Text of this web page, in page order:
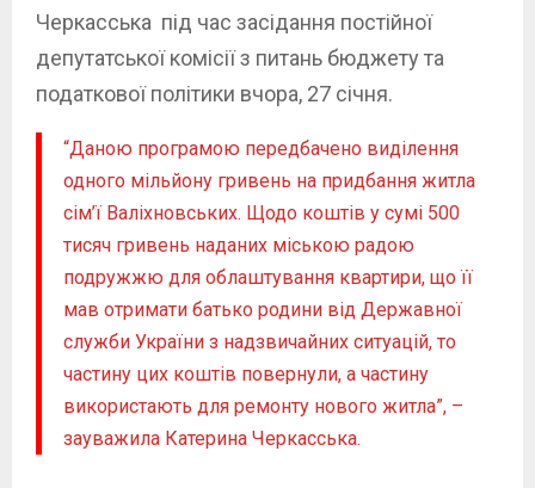
Черкасська під час засідання постійної
депутатської комісії з питань бюджету та
податкової політики вчора, 27 січня.
“Даною програмою передбачено виділення
одного мільйону гривень на придбання житла
сім’ї Валіхновських. Щодо коштів у сумі 500
тисяч гривень наданих міською радою
подружжю для облаштування квартири, що її
мав отримати батько родини від Державної
служби України з надзвичайних ситуацій, то
частину цих коштів повернули, а частину
використають для ремонту нового житла”, –
зауважила Катерина Черкасська.